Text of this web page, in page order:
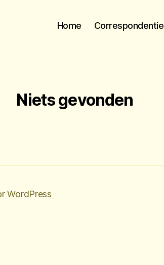
Home Correspondentie
Niets gevonden
WordPress